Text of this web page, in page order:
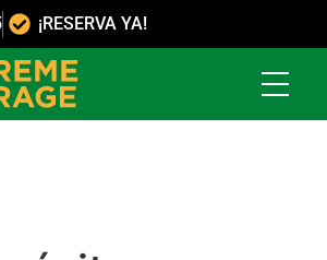
¡RESERVA YA!